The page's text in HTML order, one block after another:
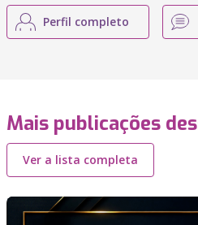
Perfil completo
Mais publicações
Ver a lista completa